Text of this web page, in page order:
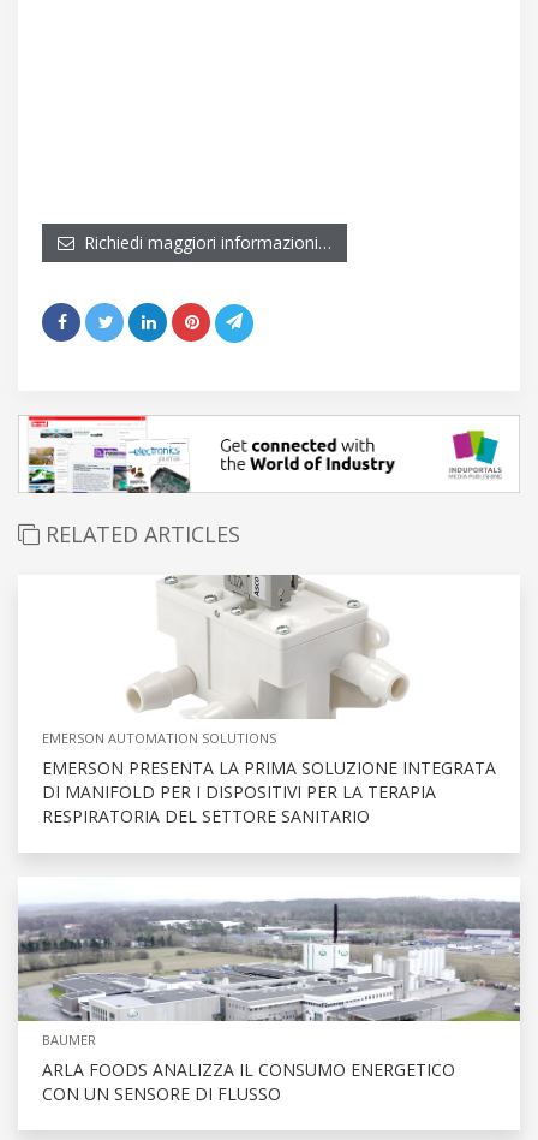
Richiedi maggiori informazioni…
RELATED ARTICLES
EMERSON AUTOMATION SOLUTIONS
EMERSON PRESENTA LA PRIMA SOLUZIONE INTEGRATA
DI MANIFOLD PER I DISPOSITIVI PER LA TERAPIA
RESPIRATORIA DEL SETTORE SANITARIO
BAUMER
ARLA FOODS ANALIZZA IL CONSUMO ENERGETICO
CON UN SENSORE DI FLUSSO